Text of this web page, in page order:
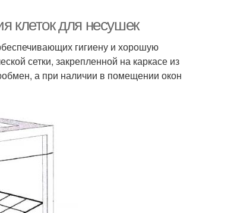
клеток для несушек
гигиену и хорошую
сетки, закрепленной на каркасе из
а при наличии в помещении окон